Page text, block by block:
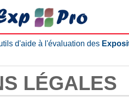
d'aide à l'évaluation des
LÉGALES